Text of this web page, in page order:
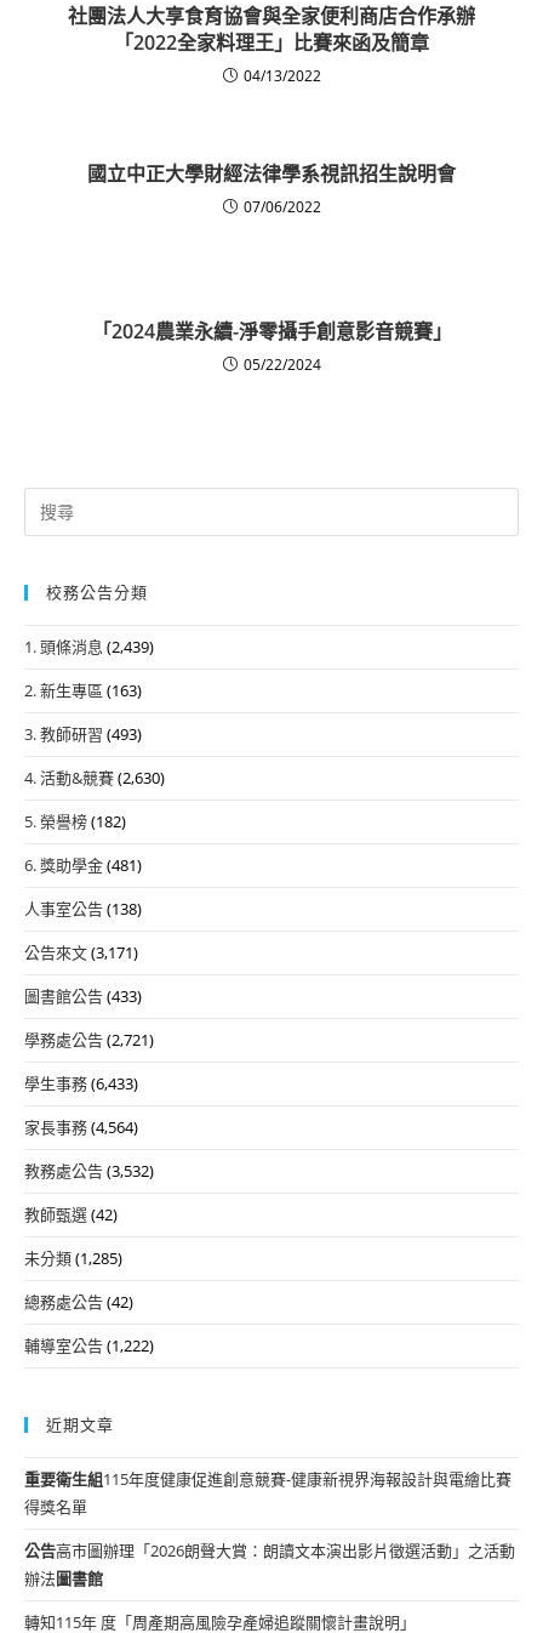
社團法人大享食育協會與全家便利商店合作承辦
「2022全家料理王」比賽來函及簡章
04/13/2022
國立中正大學財經法律學系視訊招生說明會
07/06/2022
「2024農業永續-淨零攝手創意影音競賽」
05/22/2024
Search
for:
校務公告分類
1. 頭條消息 (2,439)
2. 新生專區 (163)
3. 教師研習 (493)
4. 活動&競賽(2,630)
5. 榮譽榜(182)
6. 獎助學金(481)
人事室公告(138)
公告來文(3,171)
圖書館公告(433)
學務處公告(2,721)
學生事務(6,433)
家長事務(4,564)
教務處公告(3,532)
教師甄選(42)
未分類(1,285)
總務處公告(42)
輔導室公告(1,222)
近期文章
重要衛生組115年度健康促進創意競賽-健康新視界海報設計與電繪比賽
得獎名單
公告高市圖辦理「2026朗聲大賞：朗讀文本演出影片徵選活動」之活動
辦法圖書館
轉知115年 度「周產期高風險孕產婦追蹤關懷計畫說明」